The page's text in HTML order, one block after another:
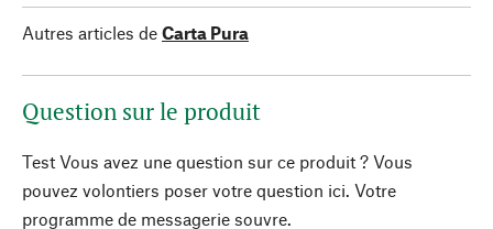
Autres articles de Carta Pura
Question sur le produit
Test Vous avez une question sur ce produit ? Vous
pouvez volontiers poser votre question ici. Votre
programme de messagerie souvre.